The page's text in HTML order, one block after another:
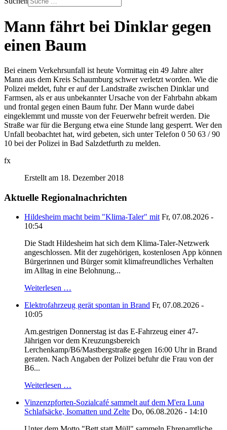
Mann fährt bei Dinklar gegen
einen Baum
Bei einem Verkehrsunfall ist heute Vormittag ein 49 Jahre alter
Mann aus dem Kreis Schaumburg schwer verletzt worden. Wie die
Polizei meldet, fuhr er auf der Landstraße zwischen Dinklar und
Farmsen, als er aus unbekannter Ursache von der Fahrbahn abkam
und frontal gegen einen Baum fuhr. Der Mann wurde dabei
eingeklemmt und musste von der Feuerwehr befreit werden. Die
Straße war für die Bergung etwa eine Stunde lang gesperrt. Wer den
Unfall beobachtet hat, wird gebeten, sich unter Telefon 0 50 63 / 90
10 bei der Polizei in Bad Salzdetfurth zu melden.
fx
Erstellt am 18. Dezember 2018
Aktuelle Regionalnachrichten
Hildesheim macht beim "Klima-Taler" mit Fr, 07.08.2026 -
10:54
Die Stadt Hildesheim hat sich dem Klima-Taler-Netzwerk
angeschlossen. Mit der zugehörigen, kostenlosen App können
Bürgerinnen und Bürger somit klimafreundliches Verhalten
im Alltag in eine Belohnung...
Weiterlesen …
Elektrofahrzeug gerät spontan in Brand Fr, 07.08.2026 -
10:05
Am.gestrigen Donnerstag ist das E-Fahrzeug einer 47-
Jährigen vor dem Kreuzungsbereich
Lerchenkamp/B6/Mastbergstraße gegen 16:00 Uhr in Brand
geraten. Nach Angaben der Polizei befuhr die Frau von der
B6...
Weiterlesen …
Vinzenzpforten-Sozialcafé sammelt auf dem M'era Luna
Schlafsäcke, Isomatten und Zelte Do, 06.08.2026 - 14:10